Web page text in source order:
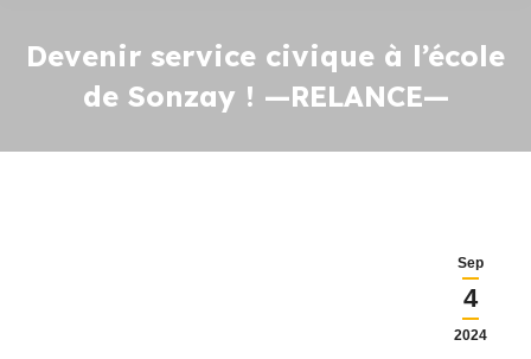
Devenir service civique à l’école
de Sonzay ! —RELANCE—
Sep
4
2024